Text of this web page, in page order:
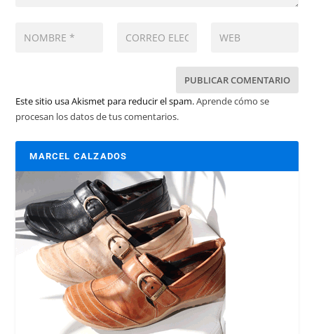
Este sitio usa Akismet para reducir el spam.Aprende cómo se
procesan los datos de tus comentarios.
MARCEL CALZADOS